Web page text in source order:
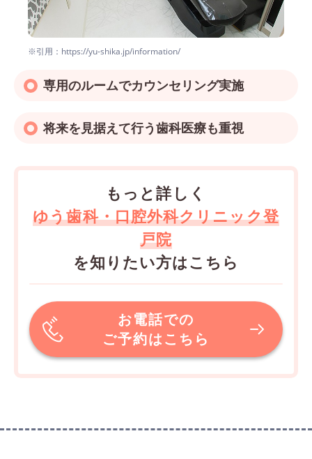
※引用：https://yu-shika.jp/information/
専用のルームでカウンセリング実施
将来を見据えて行う歯科医療も重視
もっと詳しく
ゆう歯科・口腔外科クリニック登
戸院
を知りたい方はこちら
お電話での
ご予約はこちら